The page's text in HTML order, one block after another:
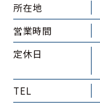
所在地
営業時間
定休日
TEL